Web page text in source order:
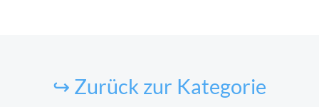
↪ Zurück zur Kategorie